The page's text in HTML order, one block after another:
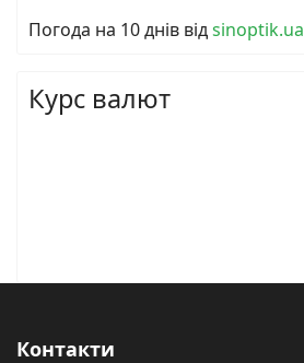
Погода на 10 днів відsinoptik.ua
Курс валют
Контакти